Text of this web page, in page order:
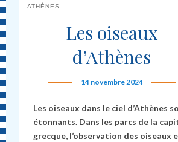
ATHÈNES
Les oiseaux
d’Athènes
14 novembre 2024
Les oiseaux dans le ciel d’Athènes
étonnants. Dans les parcs de la
grecque, l’observation des oiseaux